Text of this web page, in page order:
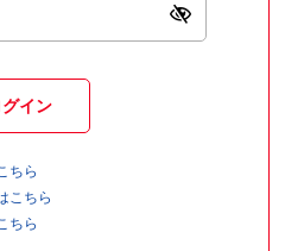
グイン
ちら
こちら
ちら